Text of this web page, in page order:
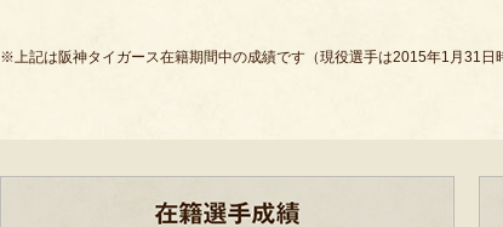
※上記は阪神タイガース在籍期間中の成績です（現役選手は2015年1月31日